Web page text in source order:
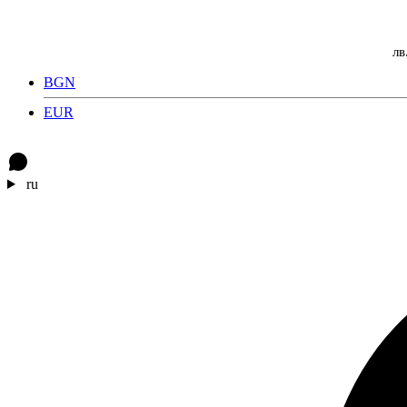
BGN
EUR
ru